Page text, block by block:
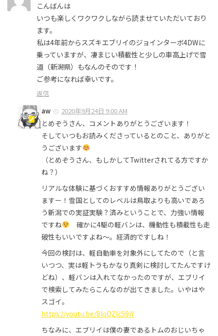
こんばんは
いつも楽しくワクワクしながら読ませていただいており
ます。
私は4年前からスズキエブリイのジョインターボ4DWに
乗っていますが、凄まじい積載性と少しの車高上げで雪
道（新潟県）もなんのそのです！
ご参考になれば幸いです。
返信
aw
2020年9月24日 9:00 AM
とめぞうさん、コメントありがとうございます！
そしていつもお読みくださっているとのこと、ありがと
うございます
（とめぞうさん、もしかしてTwitterされてる方ですか
ね？）
リアルな体験に基づくおすすめ情報ありがとうござい
ますー！雪国としてのレベルは鳥取よりも高いであろ
う新潟での実証実験？済みということで、力強い情報
ですね
確かに4駆の軽バンは、機動性も積載性も走
破性もいいですよね〜。経済的ですしね！
今回の検討は、軽自動車を対象外にしてたので（と言
いつつ、実は軽トラもかなり真剣に検討してたんですけ
どね）、軽バンは入れてなかったのですが、エブリイ
で検索してみたらこんなのが出てきました。いやはや
スゴイ。
https://youtu.be/8loQZIc59iY
ちなみに、エブリイは僕の妻であるトムのおじいちゃ